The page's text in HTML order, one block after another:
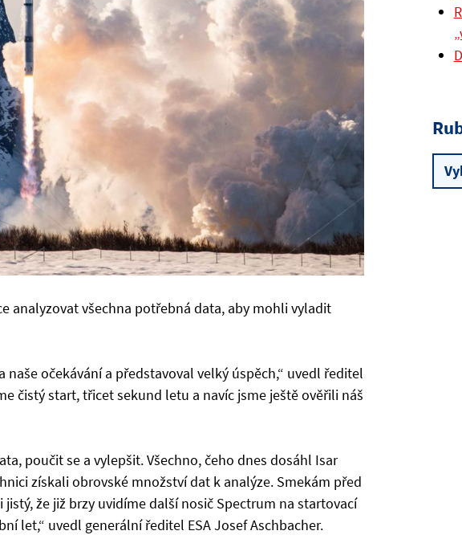
analyzovat všechna potřebná data, aby mohli vyladit
očekávání a představoval velký úspěch,“ uvedl ředitel
čistý start, třicet sekund letu a navíc jsme ještě ověřili náš
poučit se a vylepšit. Všechno, čeho dnes dosáhl Isar
získali obrovské množství dat k analýze. Smekám před
že již brzy uvidíme další nosič Spectrum na startovací
let,“ uvedl generální ředitel ESA Josef Aschbacher.